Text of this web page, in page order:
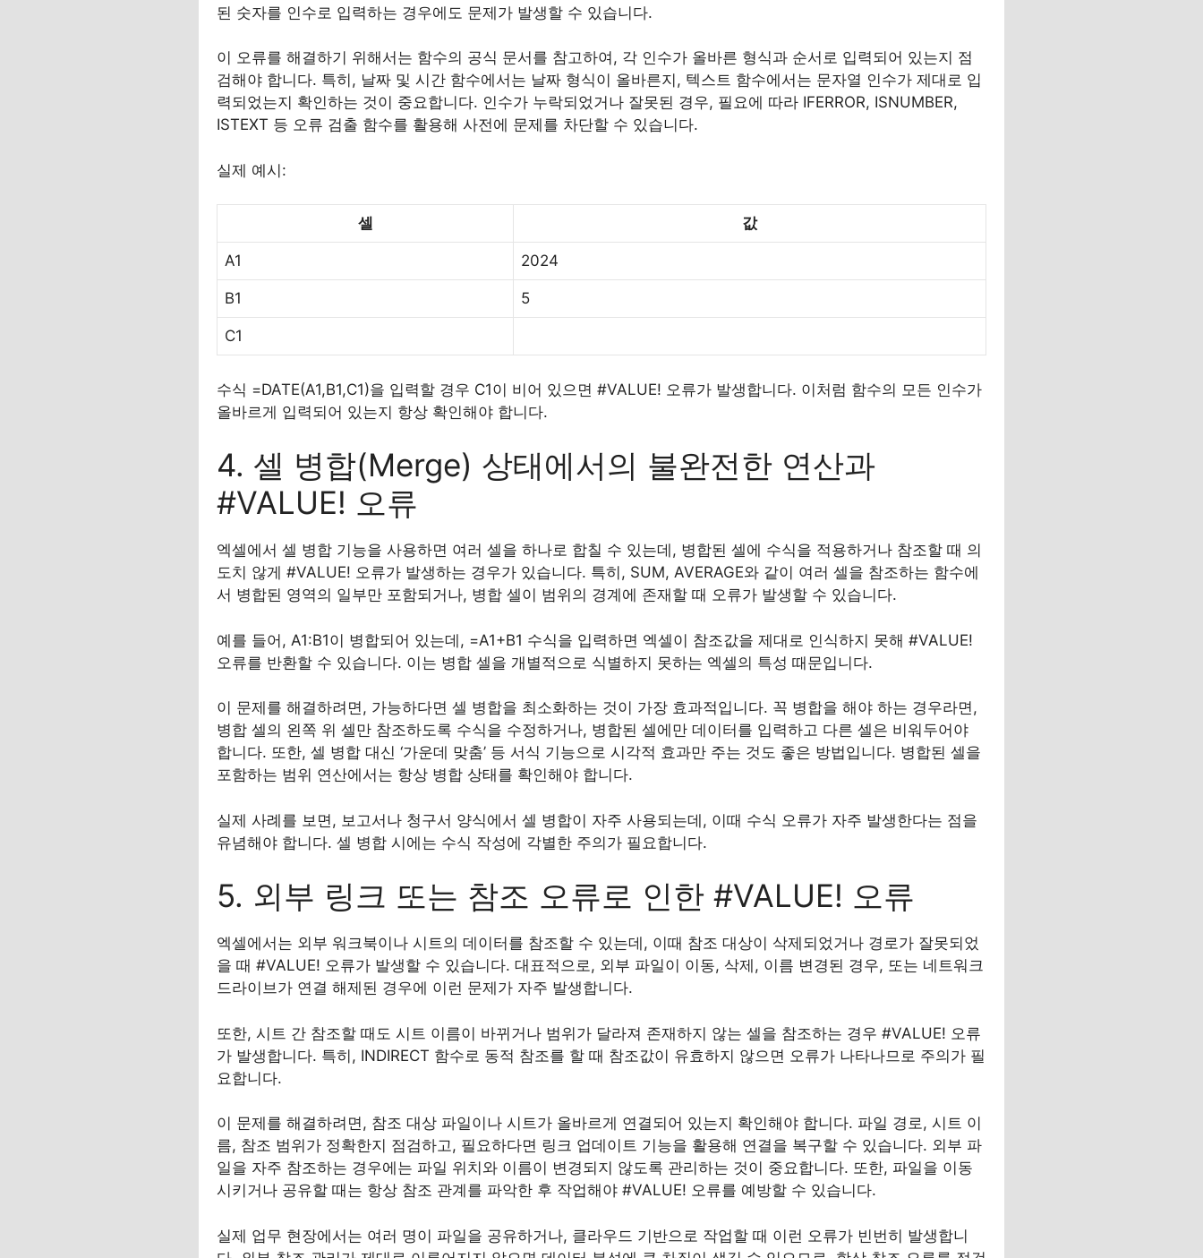
된 숫자를 인수로 입력하는 경우에도 문제가 발생할 수 있습니다.
이 오류를 해결하기 위해서는 함수의 공식 문서를 참고하여, 각 인수가 올바른 형식과 순서로 입력되어 있는지 점
검해야 합니다. 특히, 날짜 및 시간 함수에서는 날짜 형식이 올바른지, 텍스트 함수에서는 문자열 인수가 제대로 입
력되었는지 확인하는 것이 중요합니다. 인수가 누락되었거나 잘못된 경우, 필요에 따라 IFERROR, ISNUMBER,
ISTEXT 등 오류 검출 함수를 활용해 사전에 문제를 차단할 수 있습니다.
실제 예시:
셀 값
A1 2024
B1 5
C1
수식 =DATE(A1,B1,C1)을 입력할 경우 C1이 비어 있으면 #VALUE! 오류가 발생합니다. 이처럼 함수의 모든 인수가
올바르게 입력되어 있는지 항상 확인해야 합니다.
4. 셀 병합(Merge) 상태에서의 불완전한 연산과
#VALUE! 오류
엑셀에서 셀 병합 기능을 사용하면 여러 셀을 하나로 합칠 수 있는데, 병합된 셀에 수식을 적용하거나 참조할 때 의
도치 않게 #VALUE! 오류가 발생하는 경우가 있습니다. 특히, SUM, AVERAGE와 같이 여러 셀을 참조하는 함수에
서 병합된 영역의 일부만 포함되거나, 병합 셀이 범위의 경계에 존재할 때 오류가 발생할 수 있습니다.
예를 들어, A1:B1이 병합되어 있는데, =A1+B1 수식을 입력하면 엑셀이 참조값을 제대로 인식하지 못해 #VALUE!
오류를 반환할 수 있습니다. 이는 병합 셀을 개별적으로 식별하지 못하는 엑셀의 특성 때문입니다.
이 문제를 해결하려면, 가능하다면 셀 병합을 최소화하는 것이 가장 효과적입니다. 꼭 병합을 해야 하는 경우라면,
병합 셀의 왼쪽 위 셀만 참조하도록 수식을 수정하거나, 병합된 셀에만 데이터를 입력하고 다른 셀은 비워두어야
합니다. 또한, 셀 병합 대신 ‘가운데 맞춤’ 등 서식 기능으로 시각적 효과만 주는 것도 좋은 방법입니다. 병합된 셀을
포함하는 범위 연산에서는 항상 병합 상태를 확인해야 합니다.
실제 사례를 보면, 보고서나 청구서 양식에서 셀 병합이 자주 사용되는데, 이때 수식 오류가 자주 발생한다는 점을
유념해야 합니다. 셀 병합 시에는 수식 작성에 각별한 주의가 필요합니다.
5. 외부 링크 또는 참조 오류로 인한 #VALUE! 오류
엑셀에서는 외부 워크북이나 시트의 데이터를 참조할 수 있는데, 이때 참조 대상이 삭제되었거나 경로가 잘못되었
을 때 #VALUE! 오류가 발생할 수 있습니다. 대표적으로, 외부 파일이 이동, 삭제, 이름 변경된 경우, 또는 네트워크
드라이브가 연결 해제된 경우에 이런 문제가 자주 발생합니다.
또한, 시트 간 참조할 때도 시트 이름이 바뀌거나 범위가 달라져 존재하지 않는 셀을 참조하는 경우 #VALUE! 오류
가 발생합니다. 특히, INDIRECT 함수로 동적 참조를 할 때 참조값이 유효하지 않으면 오류가 나타나므로 주의가 필
요합니다.
이 문제를 해결하려면, 참조 대상 파일이나 시트가 올바르게 연결되어 있는지 확인해야 합니다. 파일 경로, 시트 이
름, 참조 범위가 정확한지 점검하고, 필요하다면 링크 업데이트 기능을 활용해 연결을 복구할 수 있습니다. 외부 파
일을 자주 참조하는 경우에는 파일 위치와 이름이 변경되지 않도록 관리하는 것이 중요합니다. 또한, 파일을 이동
시키거나 공유할 때는 항상 참조 관계를 파악한 후 작업해야 #VALUE! 오류를 예방할 수 있습니다.
실제 업무 현장에서는 여러 명이 파일을 공유하거나, 클라우드 기반으로 작업할 때 이런 오류가 빈번히 발생합니